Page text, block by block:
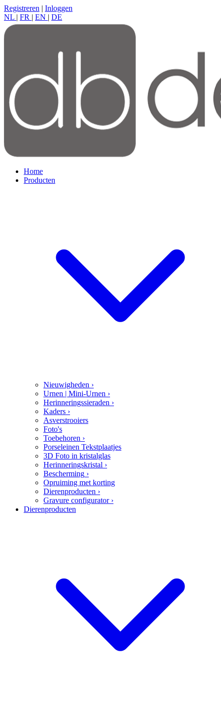
Registreren | Inloggen
NL | FR | EN | DE
Home
Producten
Nieuwigheden ›
Urnen | Mini-Urnen ›
Herinneringssieraden ›
Kaders ›
Asverstrooiers
Foto's
Toebehoren ›
Porseleinen Tekstplaatjes
3D Foto in kristalglas
Herinneringskristal ›
Bescherming ›
Opruiming met korting
Dierenproducten ›
Gravure configurator ›
Dierenproducten